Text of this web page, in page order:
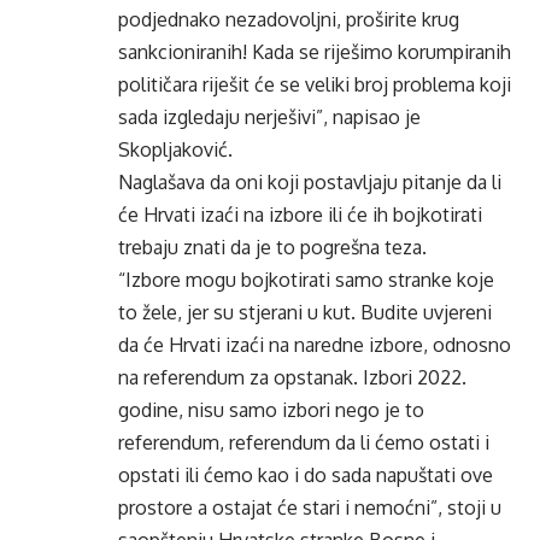
podjednako nezadovoljni, proširite krug
sankcioniranih! Kada se riješimo korumpiranih
političara riješit će se veliki broj problema koji
sada izgledaju nerješivi”, napisao je
Skopljaković.
Naglašava da oni koji postavljaju pitanje da li
će Hrvati izaći na izbore ili će ih bojkotirati
trebaju znati da je to pogrešna teza.
“Izbore mogu bojkotirati samo stranke koje
to žele, jer su stjerani u kut. Budite uvjereni
da će Hrvati izaći na naredne izbore, odnosno
na referendum za opstanak. Izbori 2022.
godine, nisu samo izbori nego je to
referendum, referendum da li ćemo ostati i
opstati ili ćemo kao i do sada napuštati ove
prostore a ostajat će stari i nemoćni”, stoji u